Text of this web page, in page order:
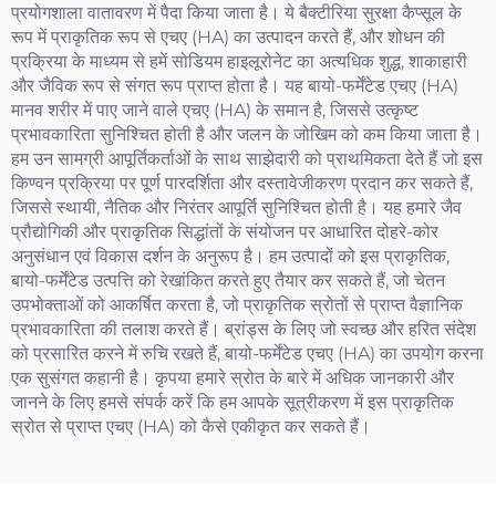
प्रयोगशाला वातावरण में पैदा किया जाता है। ये बैक्टीरिया सुरक्षा कैप्सूल के
रूप में प्राकृतिक रूप से एचए (HA) का उत्पादन करते हैं, और शोधन की
प्रक्रिया के माध्यम से हमें सोडियम हाइलूरोनेट का अत्यधिक शुद्ध, शाकाहारी
और जैविक रूप से संगत रूप प्राप्त होता है। यह बायो-फर्मेंटेड एचए (HA)
मानव शरीर में पाए जाने वाले एचए (HA) के समान है, जिससे उत्कृष्ट
प्रभावकारिता सुनिश्चित होती है और जलन के जोखिम को कम किया जाता है।
हम उन सामग्री आपूर्तिकर्ताओं के साथ साझेदारी को प्राथमिकता देते हैं जो इस
किण्वन प्रक्रिया पर पूर्ण पारदर्शिता और दस्तावेजीकरण प्रदान कर सकते हैं,
जिससे स्थायी, नैतिक और निरंतर आपूर्ति सुनिश्चित होती है। यह हमारे जैव
प्रौद्योगिकी और प्राकृतिक सिद्धांतों के संयोजन पर आधारित दोहरे-कोर
अनुसंधान एवं विकास दर्शन के अनुरूप है। हम उत्पादों को इस प्राकृतिक,
बायो-फर्मेंटेड उत्पत्ति को रेखांकित करते हुए तैयार कर सकते हैं, जो चेतन
उपभोक्ताओं को आकर्षित करता है, जो प्राकृतिक स्रोतों से प्राप्त वैज्ञानिक
प्रभावकारिता की तलाश करते हैं। ब्रांड्स के लिए जो स्वच्छ और हरित संदेश
को प्रसारित करने में रुचि रखते हैं, बायो-फर्मेंटेड एचए (HA) का उपयोग करना
एक सुसंगत कहानी है। कृपया हमारे स्रोत के बारे में अधिक जानकारी और
जानने के लिए हमसे संपर्क करें कि हम आपके सूत्रीकरण में इस प्राकृतिक
स्रोत से प्राप्त एचए (HA) को कैसे एकीकृत कर सकते हैं।